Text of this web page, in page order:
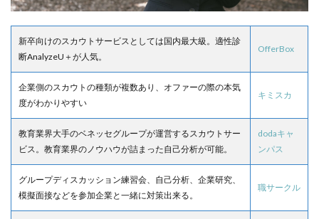
新卒向けのスカウトサービスとしては国内最大級。適性診
断AnalyzeU＋が人気。
OfferBox
企業側のスカウトの種類が複数あり、オファーの際の本気
度がわかりやすい
キミスカ
教育業界大手のベネッセグループが運営するスカウトサー
ビス。教育業界のノウハウが詰まった自己分析が可能。
dodaキャ
ンパス
グループディスカッション練習会、自己分析、企業研究、
模擬面接などを参加企業と一緒に対策出来る。
職サークル